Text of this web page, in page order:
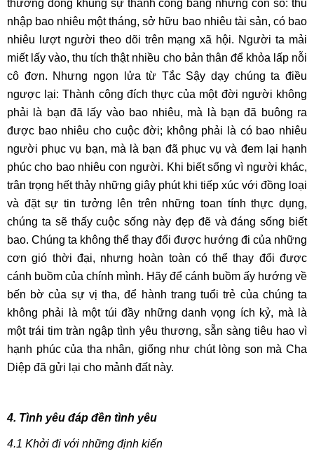
thường đóng khung sự thành công bằng những con số: thu
nhập bao nhiêu một tháng, sở hữu bao nhiêu tài sản, có bao
nhiêu lượt người theo dõi trên mạng xã hội. Người ta mải
miết lấy vào, thu tích thật nhiều cho bản thân để khỏa lấp nỗi
cô đơn. Nhưng ngọn lửa từ Tắc Sậy dạy chúng ta điều
ngược lại: Thành công đích thực của một đời người không
phải là bạn đã lấy vào bao nhiêu, mà là bạn đã buông ra
được bao nhiêu cho cuộc đời; không phải là có bao nhiêu
người phục vụ bạn, mà là bạn đã phục vụ và đem lại hạnh
phúc cho bao nhiêu con người. Khi biết sống vì người khác,
trân trọng hết thảy những giây phút khi tiếp xúc với đồng loại
và đặt sự tin tưởng lên trên những toan tính thực dụng,
chúng ta sẽ thấy cuộc sống này đẹp đẽ và đáng sống biết
bao. Chúng ta không thể thay đổi được hướng đi của những
cơn gió thời đại, nhưng hoàn toàn có thể thay đổi được
cánh buồm của chính mình. Hãy để cánh buồm ấy hướng về
bến bờ của sự vị tha, để hành trang tuổi trẻ của chúng ta
không phải là một túi đầy những danh vọng ích kỷ, mà là
một trái tim tràn ngập tình yêu thương, sẵn sàng tiêu hao vì
hạnh phúc của tha nhân, giống như chút lòng son mà Cha
Diệp đã gửi lại cho mảnh đất này.
4. Tình yêu đáp đền tình yêu
​​4.1 Khởi đi với những định kiến